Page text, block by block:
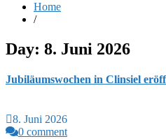
Home
/
Day: 8. Juni 2026
Jubiläumswochen in Clinsiel
8. Juni 2026
0 comment